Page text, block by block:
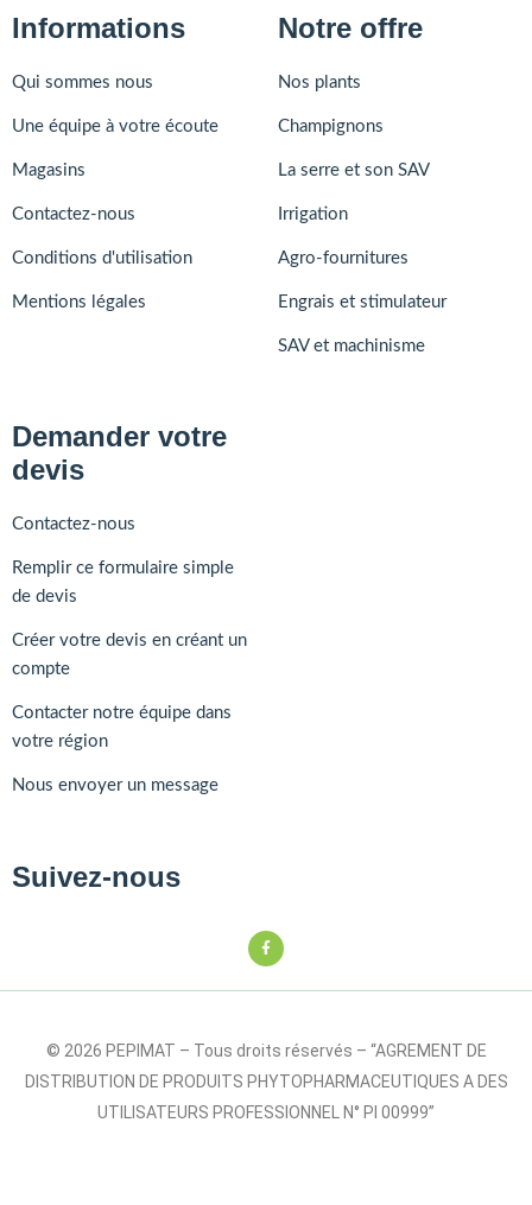
Informations
Qui sommes nous
Une équipe à votre écoute
Magasins
Contactez-nous
Conditions d'utilisation
Mentions légales
Notre offre
Nos plants
Champignons
La serre et son SAV
Irrigation
Agro-fournitures
Engrais et stimulateur
SAV et machinisme
Demander votre
devis
Contactez-nous
Remplir ce formulaire simple
de devis
Créer votre devis en créant un
compte
Contacter notre équipe dans
votre région
Nous envoyer un message
Suivez-nous
© 2026 PEPIMAT – Tous droits réservés – “AGREMENT DE
DISTRIBUTION DE PRODUITS PHYTOPHARMACEUTIQUES A DES
UTILISATEURS PROFESSIONNEL N° PI 00999”